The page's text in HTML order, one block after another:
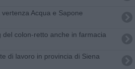
vertenza Acqua e Sapone
del colon-retto anche in farmacia
di lavoro in provincia di Siena